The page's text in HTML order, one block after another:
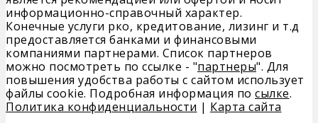
информационно-справочный характер.
Конечные услуги рко, кредитование, лизинг и т.д
предоставляется банками и финансовыми
компаниями партнерами. Список партнеров
можно посмотреть по ссылке - "партнеры". Для
повышения удобства работы с сайтом использует
файлы cookie. Подробная информация по сылке.
Политика конфиденциальности | Карта сайта